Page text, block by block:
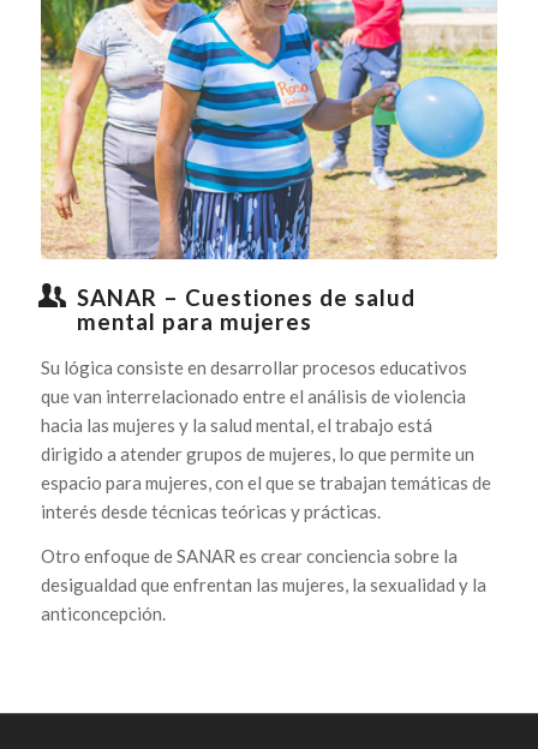
SANAR – Cuestiones de salud
mental para mujeres
Su lógica consiste en desarrollar procesos educativos
que van interrelacionado entre el análisis de violencia
hacia las mujeres y la salud mental, el trabajo está
dirigido a atender grupos de mujeres, lo que permite un
espacio para mujeres, con el que se trabajan temáticas de
interés desde técnicas teóricas y prácticas.
Otro enfoque de SANAR es crear conciencia sobre la
desigualdad que enfrentan las mujeres, la sexualidad y la
anticoncepción.